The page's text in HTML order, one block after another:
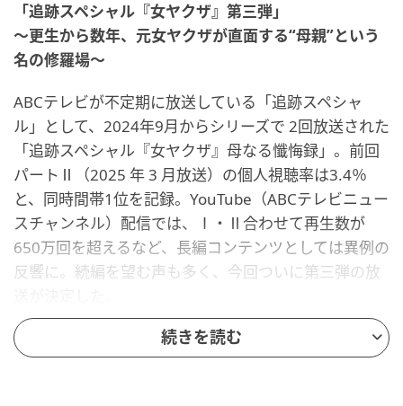
「追跡スペシャル『女ヤクザ』第三弾」
〜更生から数年、元女ヤクザが直面する“母親”という
名の修羅場〜
ABCテレビが不定期に放送している「追跡スペシャ
ル」として、2024年9月からシリーズで 2回放送された
「追跡スペシャル『女ヤクザ』母なる懺悔録」。前回
パートⅡ（2025 年 3 月放送）の個人視聴率は3.4％
と、同時間帯1位を記録。YouTube（ABCテレビニュー
スチャンネル）配信では、Ⅰ・Ⅱ合わせて再生数が
650万回を超えるなど、長編コンテンツとしては異例の
反響に。続編を望む声も多く、今回ついに第三弾の放
続きを読む